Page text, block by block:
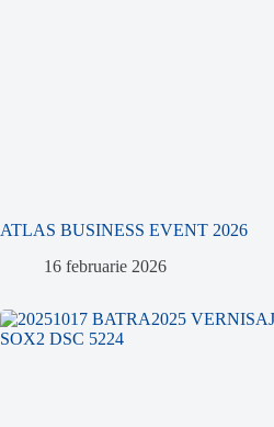
ATLAS BUSINESS EVENT 2026
16 februarie 2026